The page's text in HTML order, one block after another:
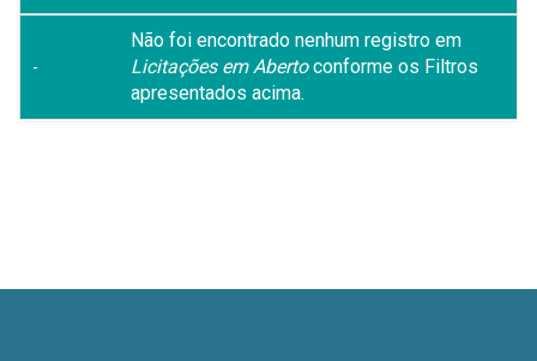
-
Não foi encontrado nenhum registro em
Licitações em Abertoconforme os Filtros
apresentados acima.